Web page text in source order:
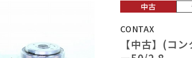
CONTAX
【中古】(コ